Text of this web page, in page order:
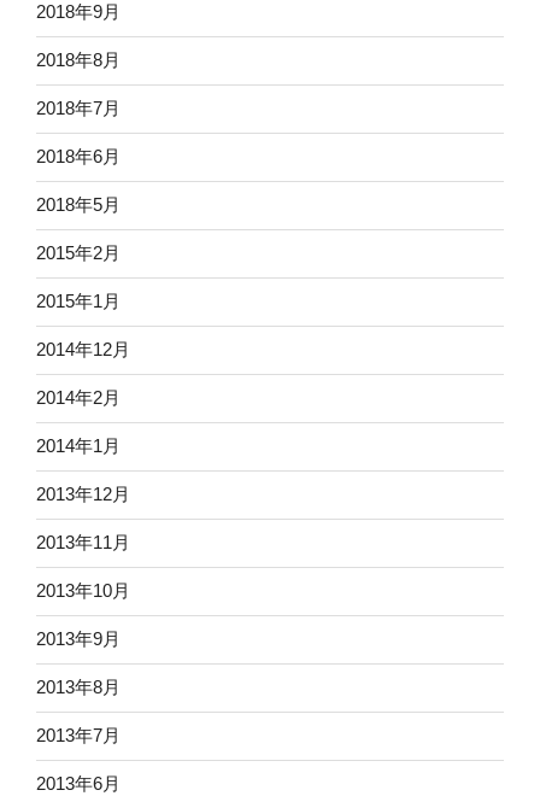
2018年9月
2018年8月
2018年7月
2018年6月
2018年5月
2015年2月
2015年1月
2014年12月
2014年2月
2014年1月
2013年12月
2013年11月
2013年10月
2013年9月
2013年8月
2013年7月
2013年6月